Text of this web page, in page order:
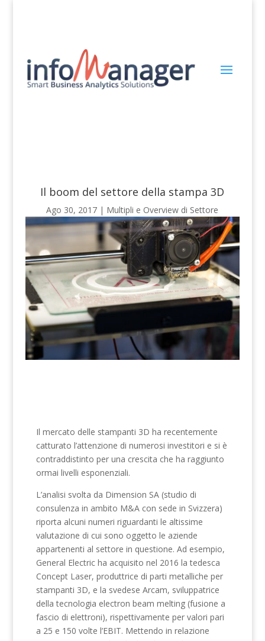
Il boom del settore della stampa 3D
Ago 30, 2017 | Multipli e Overview di Settore
Il mercato delle stampanti 3D ha recentemente
catturato l’attenzione di numerosi investitori e si è
contraddistinto per una crescita che ha raggiunto
ormai livelli esponenziali.
L’analisi svolta da Dimension SA (studio di
consulenza in ambito M&A con sede in Svizzera)
riporta alcuni numeri riguardanti le altissime
valutazione di cui sono oggetto le aziende
appartenenti al settore in questione. Ad esempio,
General Electric ha acquisito nel 2016 la tedesca
Concept Laser, produttrice di parti metalliche per
stampanti 3D, e la svedese Arcam, sviluppatrice
della tecnologia electron beam melting (fusione a
fascio di elettroni), rispettivamente per valori pari
a 25 e 150 volte l’EBIT. Mettendo in relazione